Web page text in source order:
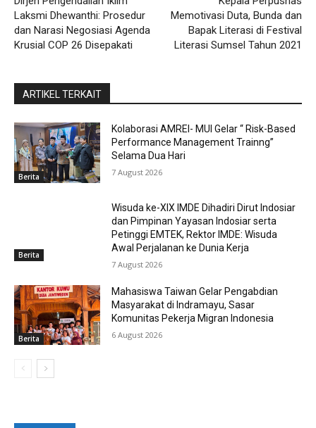
Laksmi Dhewanthi: Prosedur
dan Narasi Negosiasi Agenda
Krusial COP 26 Disepakati
Memotivasi Duta, Bunda dan
Bapak Literasi di Festival
Literasi Sumsel Tahun 2021
ARTIKEL TERKAIT
Berita
Kolaborasi AMREI- MUI Gelar “ Risk-Based
Performance Management Trainng”
Selama Dua Hari
7 August 2026
Berita
Wisuda ke-XIX IMDE Dihadiri Dirut Indosiar
dan Pimpinan Yayasan Indosiar serta
Petinggi EMTEK, Rektor IMDE: Wisuda
Awal Perjalanan ke Dunia Kerja
7 August 2026
Berita
Mahasiswa Taiwan Gelar Pengabdian
Masyarakat di Indramayu, Sasar
Komunitas Pekerja Migran Indonesia
6 August 2026